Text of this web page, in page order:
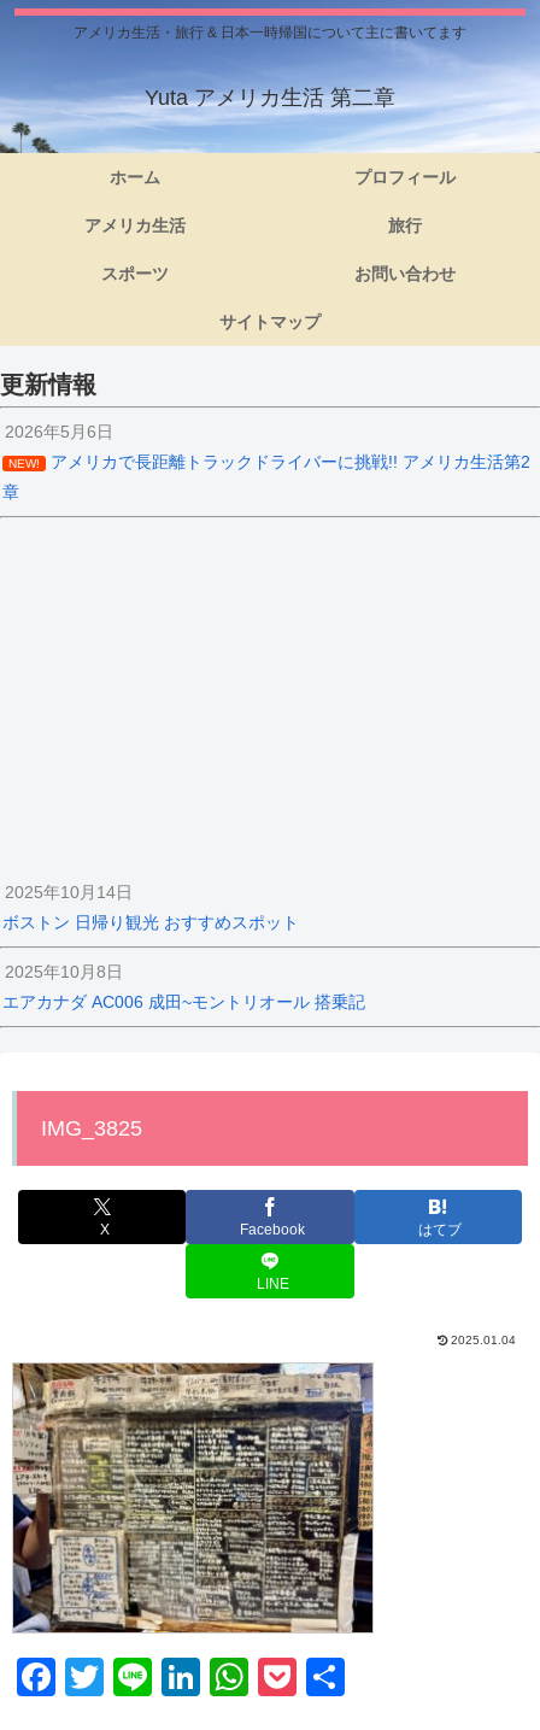
アメリカ生活・旅行 & 日本一時帰国について主に書いてます
Yuta アメリカ生活 第二章
ホーム プロフィール
アメリカ生活 旅行
スポーツ お問い合わせ
サイトマップ
更新情報
2026年5月6日
NEW!
アメリカで長距離トラックドライバーに挑戦!! アメリカ生活第2
章
2025年10月14日
ボストン 日帰り観光 おすすめスポット
2025年10月8日
エアカナダ AC006 成田~モントリオール 搭乗記
IMG_3825
X Facebook はてブ
LINE
2025.01.04
F
T
Li
Li
W P